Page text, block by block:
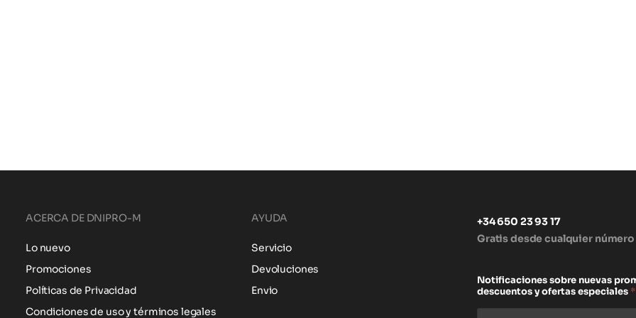
ACERCA DE DNIPRO-M
Lo nuevo
Promociones
Políticas de Privacidad
Condiciones de uso y términos legales
AYUDA
Servicio
Devoluciones
Envio
+34 650 23 93 17
Gratis desde cualquier número
Notificaciones sobre nuevas
descuentos y ofertas especiales*